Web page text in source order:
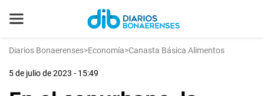
Diarios Bonaerenses>Economía>Canasta Básica Alimentos
5 de julio de 2023 - 15:49